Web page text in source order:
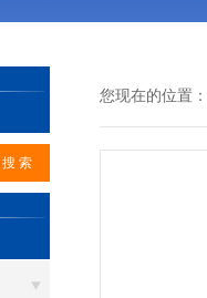
您现在的位置：